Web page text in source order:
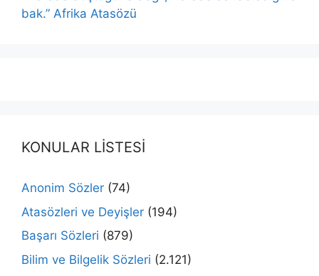
bak.” Afrika Atasözü
KONULAR LİSTESİ
Anonim Sözler (74)
Atasözleri ve Deyişler (194)
Başarı Sözleri (879)
Bilim ve Bilgelik Sözleri (2.121)